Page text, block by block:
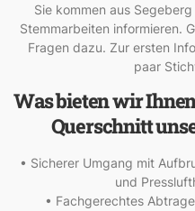
Sie kommen aus
Stemmarbeiten informieren.
Fragen dazu. Zur ersten
paar
Was bieten wir
Querschnitt
• Sicherer Umgang mit
und
• Fachgerechtes